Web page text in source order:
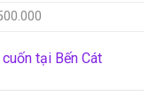
tại Bến Cát